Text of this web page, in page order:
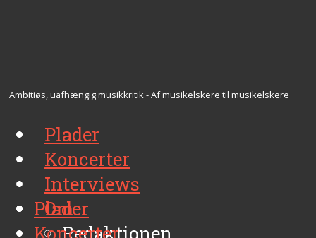
Ambitiøs, uafhængig musikkritik - Af musikelskere til musikelskere
Plader
Koncerter
Interviews
Om
Redaktionen
Plader
Koncerter